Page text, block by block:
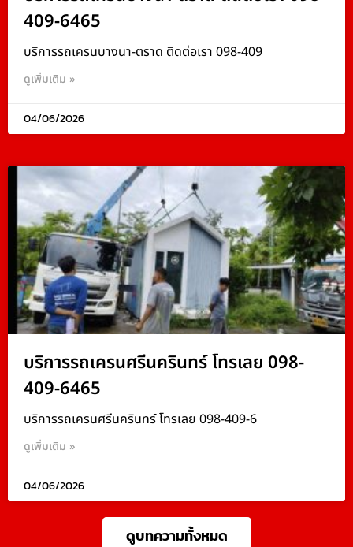
409-6465
บริการรถเครนบางนา-ตราด ติดต่อเรา 098-409
ดูเพิ่มเติม »
04/06/2026
บริการรถเครนศรีนครินทร์ โทรเลย 098-
409-6465
บริการรถเครนศรีนครินทร์ โทรเลย 098-409-6
ดูเพิ่มเติม »
04/06/2026
ดูบทความทั้งหมด